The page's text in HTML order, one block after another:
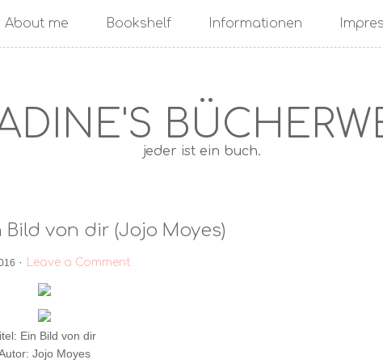
About me Bookshelf Informationen
jeder ist ein buch.
Bild von dir (Jojo Moyes)
· Leave a Comment
Ein Bild von dir
Jojo Moyes